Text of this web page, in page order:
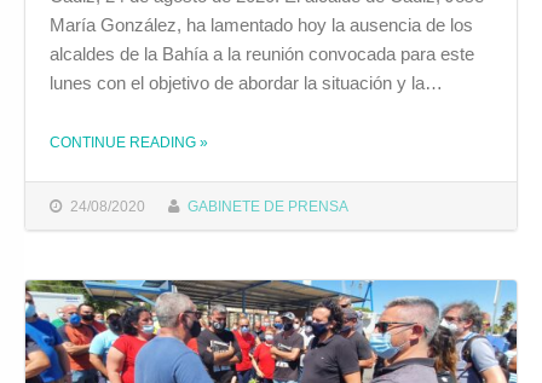
24/08/2020 GABINETE DE PRENSA
María González, ha lamentado hoy la ausencia de los
alcaldes de la Bahía a la reunión convocada para este
lunes con el objetivo de abordar la situación y la…
CONTINUE READING »